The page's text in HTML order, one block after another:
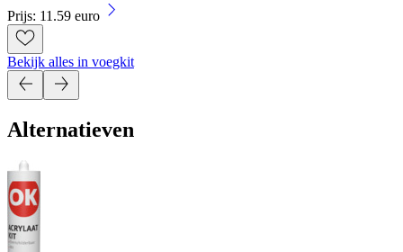
Prijs: 11.59 euro
Bekijk alles in voegkit
Alternatieven